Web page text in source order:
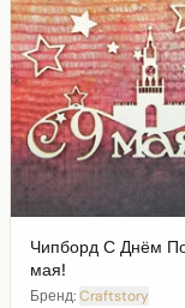
Чипборд С Днём
мая!
Бренд:Craftstory